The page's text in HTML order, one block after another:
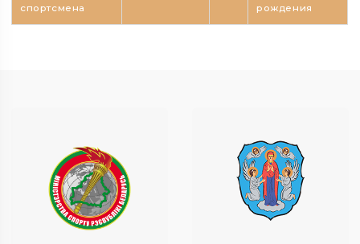
спортсмена
рождения